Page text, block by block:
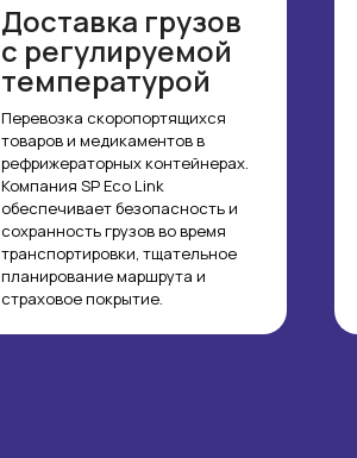
Доставка грузов
с регулируемой
температурой
Перевозка скоропортящихся
товаров и медикаментов в
рефрижераторных контейнерах.
Компания SP Eco Link
обеспечивает безопасность и
сохранность грузов во время
транспортировки, тщательное
планирование маршрута и
страховое покрытие.